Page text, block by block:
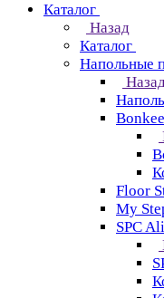
Каталог
Назад
Каталог
Напольные
Floor
My
SPC